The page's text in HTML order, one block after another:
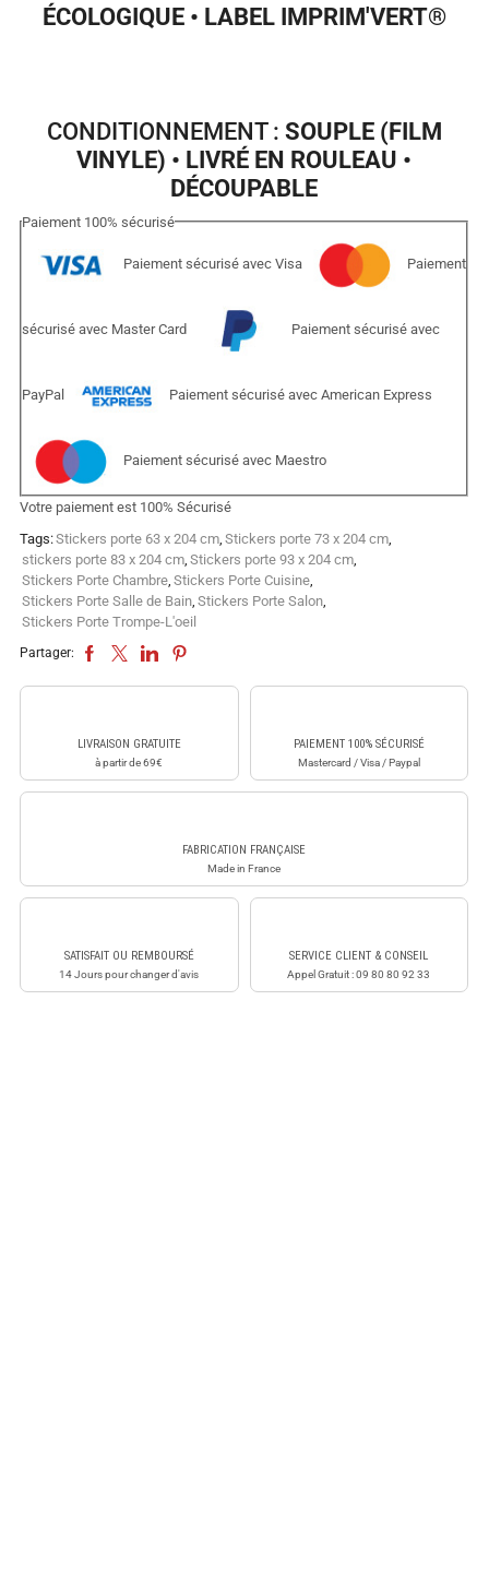
ÉCOLOGIQUE • LABEL IMPRIM'VERT®
CONDITIONNEMENT : SOUPLE (FILM
VINYLE) • LIVRÉ EN ROULEAU •
DÉCOUPABLE
Paiement 100% sécurisé
Paiement sécurisé avec Visa Paiement
sécurisé avec Master Card Paiement sécurisé avec
PayPal Paiement sécurisé avec American Express
Paiement sécurisé avec Maestro
Votre paiement est 100% Sécurisé
Tags:Stickers porte 63 x 204 cm Stickers porte 73 x 204 cm
stickers porte 83 x 204 cm Stickers porte 93 x 204 cm
Stickers Porte Chambre Stickers Porte Cuisine
Stickers Porte Salle de Bain Stickers Porte Salon
Stickers Porte Trompe-L'oeil
Partager:
LIVRAISON GRATUITE
à partir de 69€
PAIEMENT 100% SÉCURISÉ
Mastercard / Visa / Paypal
FABRICATION FRANÇAISE
Made in France
SATISFAIT OU REMBOURSÉ
14 Jours pour changer d'avis
SERVICE CLIENT & CONSEIL
Appel Gratuit : 09 80 80 92 33